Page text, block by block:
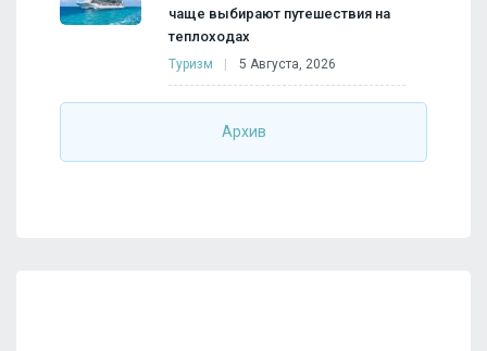
чаще выбирают путешествия на
теплоходах
Туризм 5 Августа, 2026
Архив